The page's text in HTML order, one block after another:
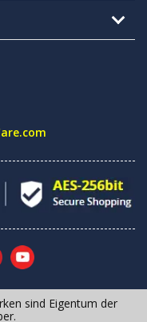
sind Eigentum der